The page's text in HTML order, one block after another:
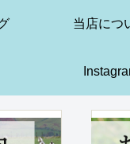
当店につ